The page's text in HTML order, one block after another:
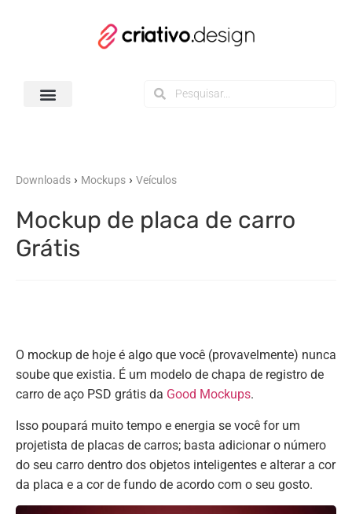
Downloads › Mockups › Veículos
Mockup de placa de carro
Grátis
O mockup de hoje é algo que você (provavelmente) nunca
soube que existia. É um modelo de chapa de registro de
carro de aço PSD grátis da Good Mockups.
Isso poupará muito tempo e energia se você for um
projetista de placas de carros; basta adicionar o número
do seu carro dentro dos objetos inteligentes e alterar a cor
da placa e a cor de fundo de acordo com o seu gosto.